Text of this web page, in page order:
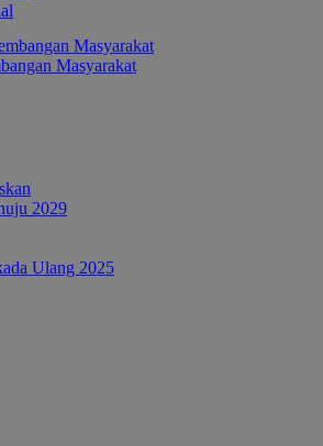
Masyarakat
2029
Ulang 2025